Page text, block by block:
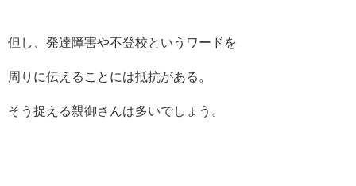
但し、発達障害や不登校というワードを
周りに伝えることには抵抗がある。
そう捉える親御さんは多いでしょう。